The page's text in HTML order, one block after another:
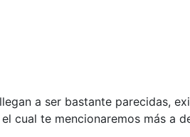
a ser bastante parecidas,
cual te mencionaremos más a